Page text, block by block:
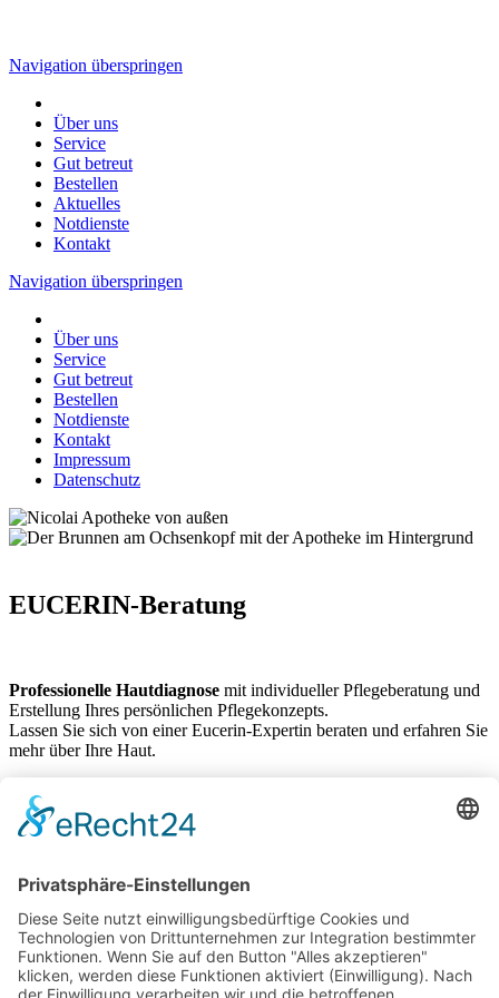
Navigation überspringen
Über uns
Service
Gut betreut
Bestellen
Aktuelles
Notdienste
Kontakt
Navigation überspringen
Über uns
Service
Gut betreut
Bestellen
Notdienste
Kontakt
Impressum
Datenschutz
EUCERIN-Beratung
Professionelle Hautdiagnose mit individueller Pflegeberatung und
Erstellung Ihres persönlichen Pflegekonzepts.
Lassen Sie sich von einer Eucerin-Expertin beraten und erfahren Sie
mehr über Ihre Haut.
Wo:Nicolai Apotheke am Ochsenkopf
Nicolai Apotheke
Harald Brückner e.K.